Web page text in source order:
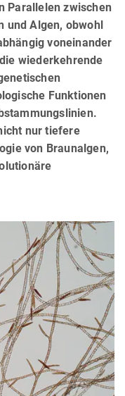
Parallelen zwischen
und Algen, obwohl
voneinander
wiederkehrende
Funktionen
nur tiefere
von Braunalgen,